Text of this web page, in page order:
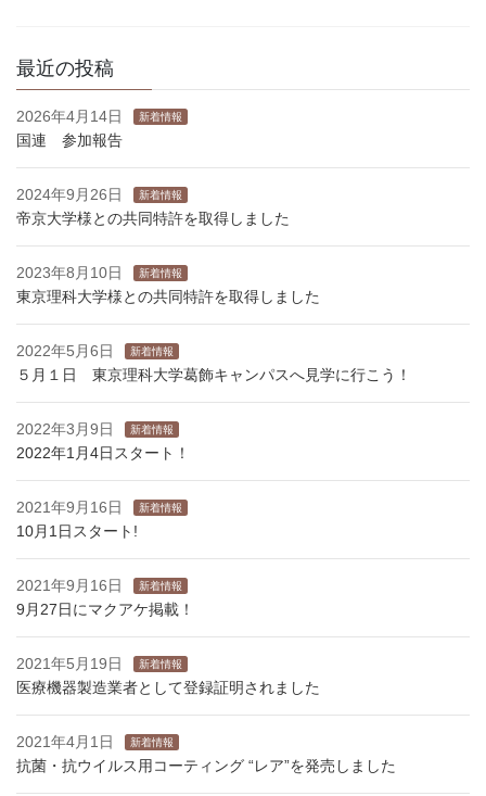
最近の投稿
2026年4月14日 新着情報
国連 参加報告
2024年9月26日 新着情報
帝京大学様との共同特許を取得しました
2023年8月10日 新着情報
東京理科大学様との共同特許を取得しました
2022年5月6日 新着情報
５月１日 東京理科大学葛飾キャンパスへ見学に行こう！
2022年3月9日 新着情報
2022年1月4日スタート！
2021年9月16日 新着情報
10月1日スタート!
2021年9月16日 新着情報
9月27日にマクアケ掲載！
2021年5月19日 新着情報
医療機器製造業者として登録証明されました
2021年4月1日 新着情報
抗菌・抗ウイルス用コーティング “レア”を発売しました